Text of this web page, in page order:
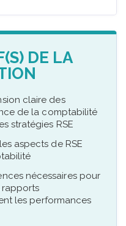
DE LA
claire des
de la comptabilité
stratégies RSE
aspects de RSE
nécessaires pour
rapports
les performances